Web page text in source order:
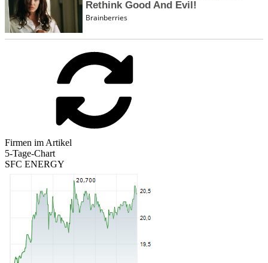
Firmen im Artikel
5-Tage-Chart
SFC ENERGY